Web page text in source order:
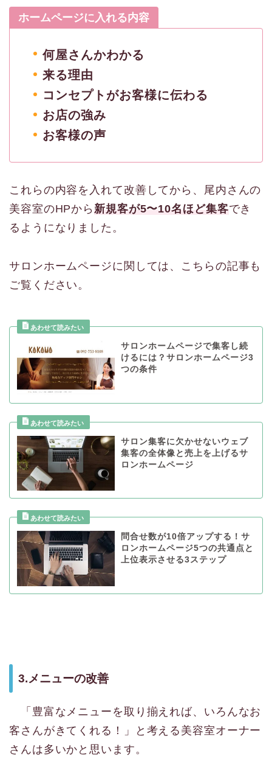
ホームページに入れる内容
何屋さんかわかる
来る理由
コンセプトがお客様に伝わる
お店の強み
お客様の声
これらの内容を入れて改善してから、尾内さんの
美容室のHPから新規客が5〜10名ほど集客でき
るようになりました。
サロンホームページに関しては、こちらの記事も
ご覧ください。
サロンホームページで集客し続
けるには？サロンホームページ3
つの条件
サロン集客に欠かせないウェブ
集客の全体像と売上を上げるサ
ロンホームページ
問合せ数が10倍アップする！サ
ロンホームページ5つの共通点と
上位表示させる3ステップ
3.メニューの改善
「豊富なメニューを取り揃えれば、いろんなお
客さんがきてくれる！」と考える美容室オーナー
さんは多いかと思います。